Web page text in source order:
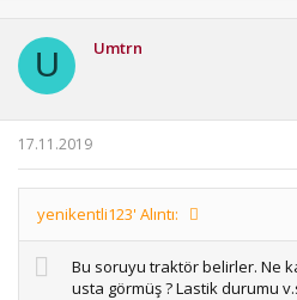
U Umtrn
17.11.2019
yenikentli123' Alıntı:
Bu soruyu traktör belirler. Ne
usta görmüş ? Lastik durumu